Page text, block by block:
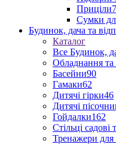
Приціли
Сумки
Будинок, дача та
Каталог
Все Будинок,
Обладнання та
Басейни90
Гамаки62
Дитячі гірки46
Дитячі
Гойдалки162
Стільці садові
Тренажери для